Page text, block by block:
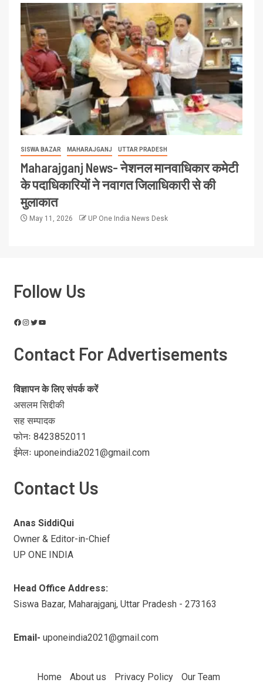
SISWA BAZAR MAHARAJGANJ UTTAR PRADESH
Maharajganj News- नेशनल मानवाधिकार कमेटी
के पदाधिकारियों ने नवागत जिलाधिकारी से की
मुलाकात
May 11, 2026 UP One India News Desk
Follow Us
Contact For Advertisements
विज्ञापन के लिए संपर्क करें
असलम सिद्दीकी
सह सम्पादक
फोनः 8423852011
ईमेलः uponeindia2021@gmail.com
Contact Us
Anas SiddiQui
Owner & Editor-in-Chief
UP ONE INDIA
Head Office Address:
Siswa Bazar, Maharajganj, Uttar Pradesh - 273163
Email- uponeindia2021@gmail.com
Home About us Privacy Policy Our Team